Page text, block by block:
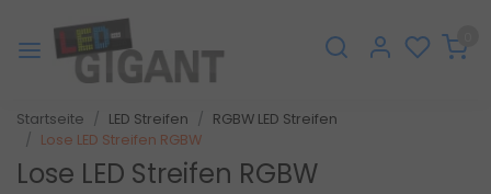
Startseite LED Streifen
RGBW LED Streifen
Lose LED Streifen RGBW
Lose LED Streifen RGBW